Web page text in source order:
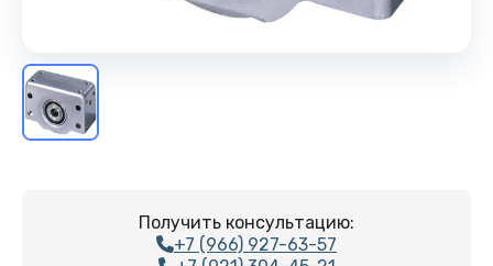
Получить консультацию:
+7 (966) 927-63-57